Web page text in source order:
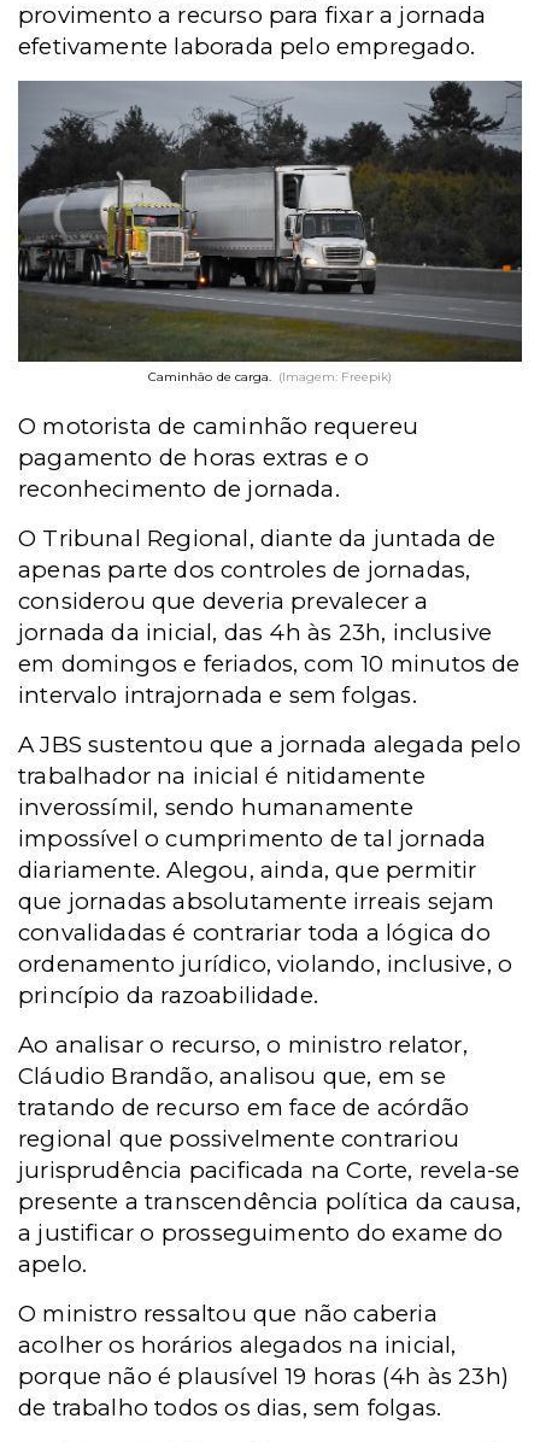
provimento a recurso para fixar a jornada
efetivamente laborada pelo empregado.
Caminhão de carga. (Imagem: Freepik)
O motorista de caminhão requereu
pagamento de horas extras e o
reconhecimento de jornada.
O Tribunal Regional, diante da juntada de
apenas parte dos controles de jornadas,
considerou que deveria prevalecer a
jornada da inicial, das 4h às 23h, inclusive
em domingos e feriados, com 10 minutos de
intervalo intrajornada e sem folgas.
A JBS sustentou que a jornada alegada pelo
trabalhador na inicial é nitidamente
inverossímil, sendo humanamente
impossível o cumprimento de tal jornada
diariamente. Alegou, ainda, que permitir
que jornadas absolutamente irreais sejam
convalidadas é contrariar toda a lógica do
ordenamento jurídico, violando, inclusive, o
princípio da razoabilidade.
Ao analisar o recurso, o ministro relator,
Cláudio Brandão, analisou que, em se
tratando de recurso em face de acórdão
regional que possivelmente contrariou
jurisprudência pacificada na Corte, revela-se
presente a transcendência política da causa,
a justificar o prosseguimento do exame do
apelo.
O ministro ressaltou que não caberia
acolher os horários alegados na inicial,
porque não é plausível 19 horas (4h às 23h)
de trabalho todos os dias, sem folgas.